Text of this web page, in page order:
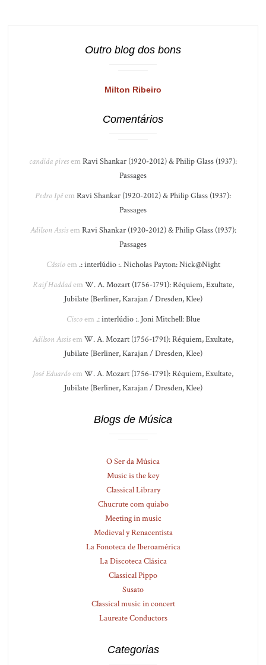
Outro blog dos bons
Milton Ribeiro
Comentários
candida piresem Ravi Shankar (1920-2012) & Philip Glass (1937):
Passages
Pedro Ipêem Ravi Shankar (1920-2012) & Philip Glass (1937):
Passages
Adilson Assisem Ravi Shankar (1920-2012) & Philip Glass (1937):
Passages
Cássioem .: interlúdio :. Nicholas Payton: Nick@Night
Raif Haddadem W. A. Mozart (1756-1791): Réquiem, Exultate,
Jubilate (Berliner, Karajan / Dresden, Klee)
Ciscoem .: interlúdio :. Joni Mitchell: Blue
Adilson Assisem W. A. Mozart (1756-1791): Réquiem, Exultate,
Jubilate (Berliner, Karajan / Dresden, Klee)
José Eduardoem W. A. Mozart (1756-1791): Réquiem, Exultate,
Jubilate (Berliner, Karajan / Dresden, Klee)
Blogs de Música
O Ser da Música
Music is the key
Classical Library
Chucrute com quiabo
Meeting in music
Medieval y Renacentista
La Fonoteca de Iberoamérica
La Discoteca Clásica
Classical Pippo
Susato
Classical music in concert
Laureate Conductors
Categorias